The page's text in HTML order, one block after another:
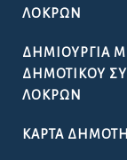
ΛΟΚΡΏΝ
ΔΗΜΙΟΥΡΓΊΑ
ΔΗΜΟΤΙΚΟΎ
ΛΟΚΡΏΝ
ΚΆΡΤΑ